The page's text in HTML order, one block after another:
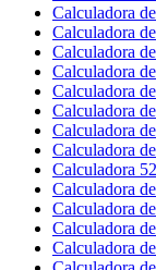
Calculadora
Calculadora
Calculadora
Calculadora
Calculadora
Calculadora
Calculadora
Calculadora
Calculadora
Calculadora
Calculadora
Calculadora
Calculadora